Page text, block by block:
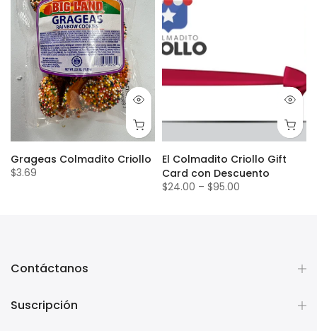
Grageas Colmadito Criollo
$3.69
El Colmadito Criollo Gift
Card con Descuento
$24.00 – $95.00
Contáctanos
Suscripción